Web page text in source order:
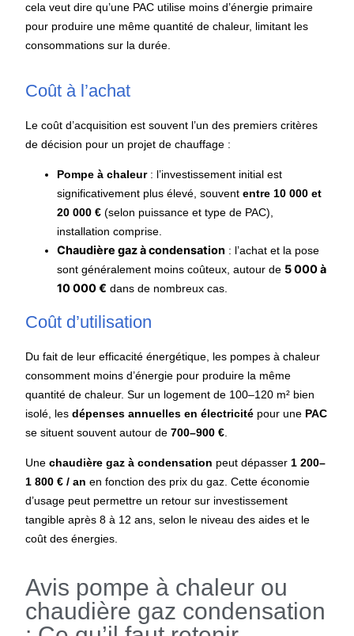
cela veut dire qu’une PAC utilise moins d’énergie primaire
pour produire une même quantité de chaleur, limitant les
consommations sur la durée.
Coût à l’achat
Le coût d’acquisition est souvent l’un des premiers critères
de décision pour un projet de chauffage :
Pompe à chaleur: l’investissement initial est
significativement plus élevé, souvententre 10 000 et
20 000 € (selon puissance et type de PAC),
installation comprise.
Chaudière gaz à condensation : l’achat et la pose
sont généralement moins coûteux, autour de 5 000 à
10 000 € dans de nombreux cas.
Coût d’utilisation
Du fait de leur efficacité énergétique, les pompes à chaleur
consomment moins d’énergie pour produire la même
quantité de chaleur. Sur un logement de 100–120 m² bien
isolé, lesdépenses annuelles en électricité pour une PAC
se situent souvent autour de700–900 €
Unechaudière gaz à condensation peut dépasser1 200–
1 800 € / an en fonction des prix du gaz. Cette économie
d’usage peut permettre un retour sur investissement
tangible après 8 à 12 ans, selon le niveau des aides et le
coût des énergies.
Avis pompe à chaleur ou
chaudière gaz condensation